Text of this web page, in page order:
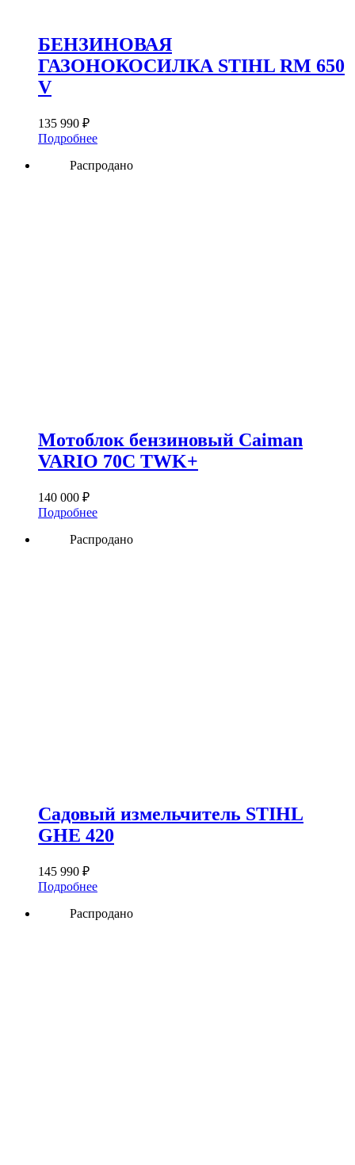
БЕНЗИНОВАЯ
ГАЗОНОКОСИЛКА STIHL RM 650
V
135 990 ₽
Подробнее
Распродано
Мотоблок бензиновый Caiman
VARIO 70C TWK+
140 000 ₽
Подробнее
Распродано
Садовый измельчитель STIHL
GHE 420
145 990 ₽
Подробнее
Распродано